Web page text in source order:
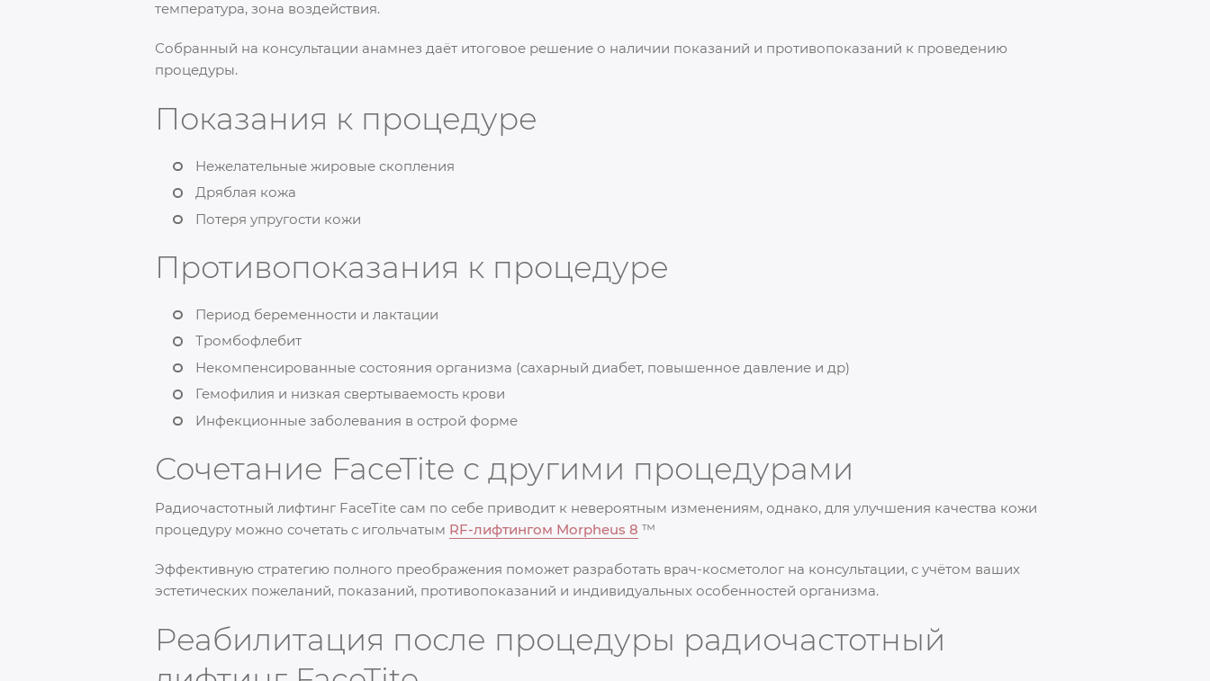
температура, зона воздействия.
Собранный на консультации анамнез даёт итоговое решение о наличии показаний и противопоказаний к проведению
процедуры.
Показания к процедуре
Нежелательные жировые скопления
Дряблая кожа
Потеря упругости кожи
Противопоказания к процедуре
Период беременности и лактации
Тромбофлебит
Некомпенсированные состояния организма (сахарный диабет, повышенное давление и др)
Гемофилия и низкая свертываемость крови
Инфекционные заболевания в острой форме
Сочетание FaceTite с другими процедурами
Радиочастотный лифтинг FaceTite сам по себе приводит к невероятным изменениям, однако, для улучшения качества кожи
процедуру можно сочетать с игольчатым RF-лифтингом Morpheus 8 ™
Эффективную стратегию полного преображения поможет разработать врач-косметолог на консультации, с учётом ваших
эстетических пожеланий, показаний, противопоказаний и индивидуальных особенностей организма.
Реабилитация после процедуры радиочастотный